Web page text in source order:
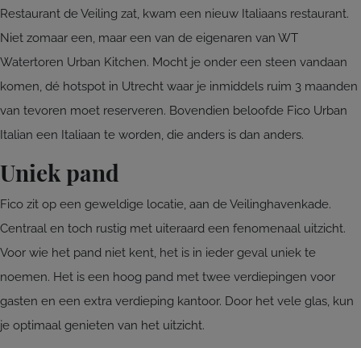
Restaurant de Veiling zat, kwam een nieuw Italiaans restaurant.
Niet zomaar een, maar een van de eigenaren van WT
Watertoren Urban Kitchen. Mocht je onder een steen vandaan
komen, dé hotspot in Utrecht waar je inmiddels ruim 3 maanden
van tevoren moet reserveren. Bovendien beloofde Fico Urban
Italian een Italiaan te worden, die anders is dan anders.
Uniek pand
Fico zit op een geweldige locatie, aan de Veilinghavenkade.
Centraal en toch rustig met uiteraard een fenomenaal uitzicht.
Voor wie het pand niet kent, het is in ieder geval uniek te
noemen. Het is een hoog pand met twee verdiepingen voor
gasten en een extra verdieping kantoor. Door het vele glas, kun
je optimaal genieten van het uitzicht.